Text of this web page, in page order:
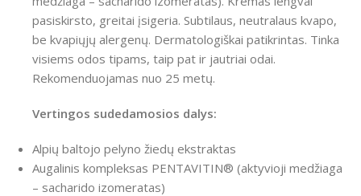
pasiskirsto, greitai įsigeria. Subtilaus, neutralaus kvapo,
be kvapiųjų alergenų. Dermatologiškai patikrintas. Tinka
visiems odos tipams, taip pat ir jautriai odai.
Rekomenduojamas nuo 25 metų.
Vertingos sudedamosios dalys:
Alpių baltojo pelyno žiedų ekstraktas
Augalinis kompleksas PENTAVITIN® (aktyvioji medžiaga
– sacharido izomeratas)